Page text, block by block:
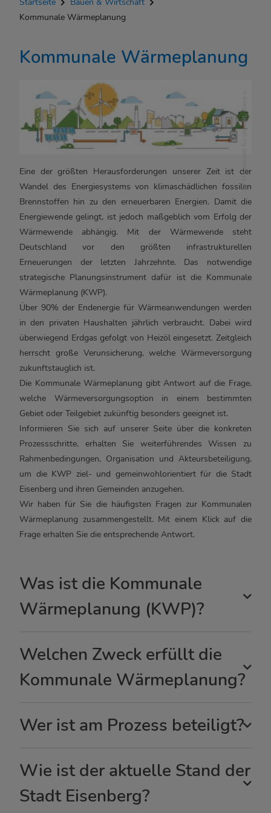
Kommunale Wärmeplanung
Kommunale Wärmeplanung
Mi
ni
s
t
e
ri
u
m
f
ü
r
U
m
w
e
l
t,
K
li
m
a
u
n
d
E
n
e
r
gi
e
wi
r
t
s
c
h
a
f
t
B
a
d
e
n
-
W
ü
r
t
t
e
m
b
e
r
g
Eine der größten Herausforderungen unserer Zeit ist der
Wandel des Energiesystems von klimaschädlichen fossilen
Brennstoffen hin zu den erneuerbaren Energien. Damit die
Energiewende gelingt, ist jedoch maßgeblich vom Erfolg der
Wärmewende abhängig. Mit der Wärmewende steht
Deutschland vor den größten infrastrukturellen
Erneuerungen der letzten Jahrzehnte. Das notwendige
strategische Planungsinstrument dafür ist die Kommunale
Wärmeplanung (KWP).
Über 90% der Endenergie für Wärmeanwendungen werden
in den privaten Haushalten jährlich verbraucht. Dabei wird
überwiegend Erdgas gefolgt von Heizöl eingesetzt. Zeitgleich
herrscht große Verunsicherung, welche Wärmeversorgung
zukunftstauglich ist.
Die Kommunale Wärmeplanung gibt Antwort auf die Frage,
welche Wärmeversorgungsoption in einem bestimmten
Gebiet oder Teilgebiet zukünftig besonders geeignet ist.
Informieren Sie sich auf unserer Seite über die konkreten
Prozessschritte, erhalten Sie weiterführendes Wissen zu
Rahmenbedingungen, Organisation und Akteursbeteiligung,
um die KWP ziel- und gemeinwohlorientiert für die Stadt
Eisenberg und ihren Gemeinden anzugehen.
Wir haben für Sie die häufigsten Fragen zur Kommunalen
Wärmeplanung zusammengestellt. Mit einem Klick auf die
Frage erhalten Sie die entsprechende Antwort.
Was ist die Kommunale
Wärmeplanung (KWP)?
Welchen Zweck erfüllt die
Kommunale Wärmeplanung?
Wer ist am Prozess beteiligt?
Wie ist der aktuelle Stand der
Stadt Eisenberg?